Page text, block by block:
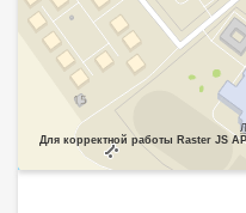
Для корректной работы Raster JS